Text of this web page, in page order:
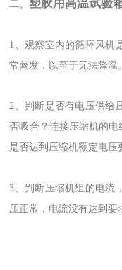
二、塑胶用高温试验
1、观察室内的循环风机
常蒸发，以至于无法降温。
2、判断是否有电压供给
否吸合？连接压缩机的
是否达到压缩机额定电压
3、判断压缩机组的电流
压正常，电流没有达到要